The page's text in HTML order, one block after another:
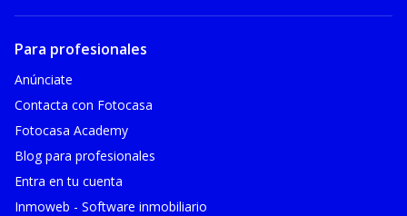
Para profesionales
Anúnciate
Contacta con Fotocasa
Fotocasa Academy
Blog para profesionales
Entra en tu cuenta
Inmoweb - Software inmobiliario